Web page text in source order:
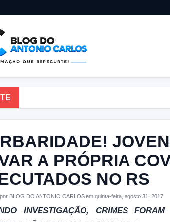
A PRÓPRIA
NO RS
BLOG DO ANTONIO CARLOS em quinta-feira, agosto 31, 2017
INVESTIGAÇÃO, CRIMES